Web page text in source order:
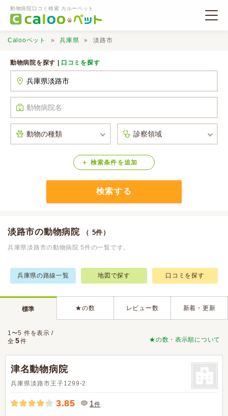
動物病院口コミ検索 カルーペット
口コミ検索
Calooペットとは？
Calooペット 兵庫県 淡路市
動物病院を探す | 口コミを探す
検索条件 を追加
検索する
淡路市の動物病院 （ 5件）
兵庫県淡路市の動物病院 5件の一覧です。
兵庫県の路線一覧 地図で探す 口コミを探す
標準 ★の数 レビュー数 新着・更新
★の数・表示順について
1〜5 件を表示 /
全 5件
津名動物病院
兵庫県淡路市王子1299-2
3.85 1件